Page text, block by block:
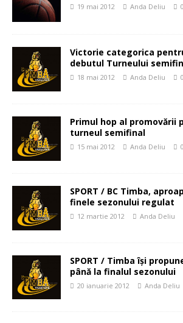
19 mai 2012 Anda Deliu 0
Victorie categorica
debutul Turneului
18 mai 2012 Anda Deliu 0
Primul hop al promovării
turneul semifinal
15 mai 2012 Anda Deliu 0
SPORT / BC Timba,
finele sezonului regulat
12 martie 2012 Anda Deliu
SPORT / Timba îşi
până la finalul sezonului
20 ianuarie 2012 Anda Deliu